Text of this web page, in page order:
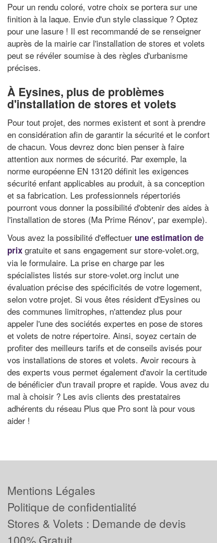
Pour un rendu coloré, votre choix se portera sur une
finition à la laque. Envie d'un style classique ? Optez
pour une lasure ! Il est recommandé de se renseigner
auprès de la mairie car l'installation de stores et volets
peut se révéler soumise à des règles d'urbanisme
précises.
À Eysines, plus de problèmes
d'installation de stores et volets
Pour tout projet, des normes existent et sont à prendre
en considération afin de garantir la sécurité et le confort
de chacun. Vous devrez donc bien penser à faire
attention aux normes de sécurité. Par exemple, la
norme européenne EN 13120 définit les exigences
sécurité enfant applicables au produit, à sa conception
et sa fabrication. Les professionnels répertoriés
pourront vous donner la possibilité d'obtenir des aides à
l'installation de stores (Ma Prime Rénov', par exemple).
Vous avez la possibilité d'effectuer une estimation de
prix gratuite et sans engagement sur store-volet.org,
via le formulaire. La prise en charge par les
spécialistes listés sur store-volet.org inclut une
évaluation précise des spécificités de votre logement,
selon votre projet. Si vous êtes résident d'Eysines ou
des communes limitrophes, n'attendez plus pour
appeler l'une des sociétés expertes en pose de stores
et volets de notre répertoire. Ainsi, soyez certain de
profiter des meilleurs tarifs et de conseils avisés pour
vos installations de stores et volets. Avoir recours à
des experts vous permet également d'avoir la certitude
de bénéficier d'un travail propre et rapide. Vous avez du
mal à choisir ? Les avis clients des prestataires
adhérents du réseau Plus que Pro sont là pour vous
aider !
Mentions Légales
Politique de confidentialité
Stores & Volets : Demande de devis
100% Gratuit